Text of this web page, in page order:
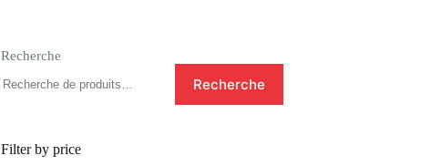
Recherche
Recherche
Filter by price